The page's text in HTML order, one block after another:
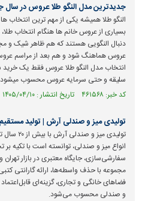
جدیدترین مدل النگو طلا عروس در سال
النگو طلا همیشه یکی از مهم ترین انتخاب
بسیاری از عروس خانم ها هنگام انتخاب
دنبال النگویی هستند که هم ظاهر شیک و
عروس هماهنگ شود و هم بعد از مراسم
انتخاب مدل النگو طلا عروس فقط یک خرید
سلیقه و حتی سرمایه عروس محسوب
کد خبر: ۴۶۱۵۶۸ تاریخ انتشار : ۱۴۰۵/۰۴/۱۰
تولیدی میز و صندلی آرش | تولید
تولیدی
انواع میز و صندلی، توانسته است با تکیه
سفارشی‌سازی، جایگاه معتبری در بازار
مجموعه با حذف واسطه‌ها، ارائه گارانتی
فضا‌های خانگی و تجاری، گزینه‌ای
و صندلی محسوب می‌شود.